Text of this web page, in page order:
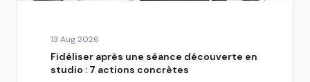
13 Aug 2026
Fidéliser après une séance découverte en
studio : 7 actions concrètes